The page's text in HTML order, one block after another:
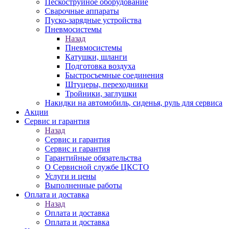
Пескоструйное оборудование
Сварочные аппараты
Пуско-зарядные устройства
Пневмосистемы
Назад
Пневмосистемы
Катушки, шланги
Подготовка воздуха
Быстросъемные соединения
Штуцеры, переходники
Тройники, заглушки
Накидки на автомобиль, сиденья, руль для сервиса
Акции
Сервис и гарантия
Назад
Сервис и гарантия
Сервис и гарантия
Гарантийные обязательства
О Сервисной службе ЦКСТО
Услуги и цены
Выполненные работы
Оплата и доставка
Назад
Оплата и доставка
Оплата и доставка